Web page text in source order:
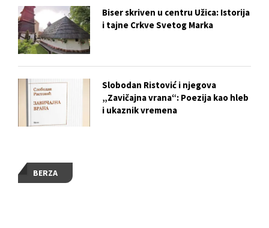
BERZA
Biser skriven u centru Užica: Istorija
i tajne Crkve Svetog Marka
Slobodan Ristović i njegova
„Zavičajna vrana“: Poezija kao hleb
i ukaznik vremena